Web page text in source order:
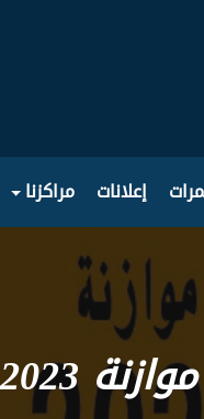
إعلانات مراكزنا
2023